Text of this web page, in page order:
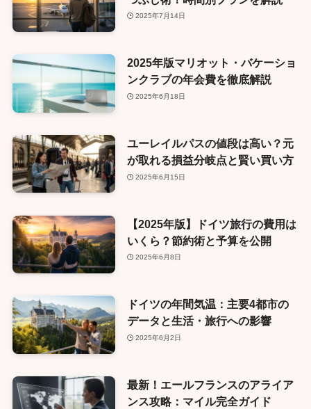
2025年7月14日
2025年版マリオット・バケーショ
ンクラブの年会費を徹底解説
2025年6月18日
ユーレイルパスの値段は高い？元
が取れる損益分岐点と賢い買い方
2025年6月15日
【2025年版】ドイツ旅行の費用は
いくら？節約術と予算を公開
2025年6月8日
ドイツの年間気温：主要4都市の
データと生活・旅行への影響
2025年6月2日
最新！エールフランスのアライア
ンス攻略：マイル完全ガイド